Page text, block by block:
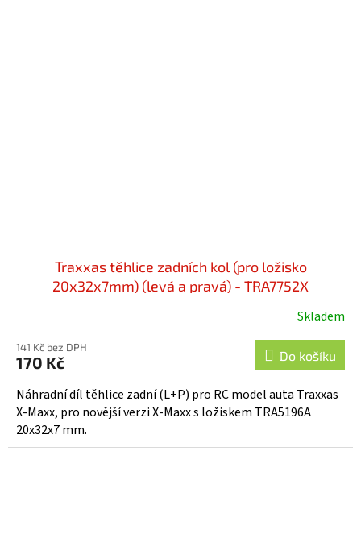
Traxxas těhlice zadních kol (pro ložisko
20x32x7mm) (levá a pravá) - TRA7752X
Skladem
141 Kč bez DPH
170 Kč Do košíku
Náhradní díl těhlice zadní (L+P) pro RC model auta Traxxas
X-Maxx, pro novější verzi X-Maxx s ložiskem TRA5196A
20x32x7 mm.